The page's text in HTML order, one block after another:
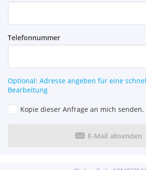
Telefonnummer
Optional: Adresse angeben für eine
Bearbeitung
Kopie dieser Anfrage an mich senden.
E-Mail absenden